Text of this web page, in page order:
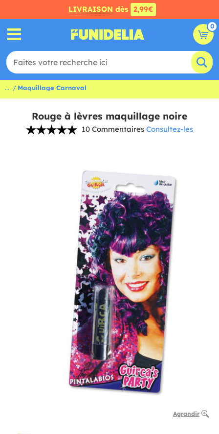
LIVRAISON dès 2,99€
0
... Maquillage Carnaval
Rouge à lèvres maquillage noire
10 Commentaires Consultez-les
Agrandir